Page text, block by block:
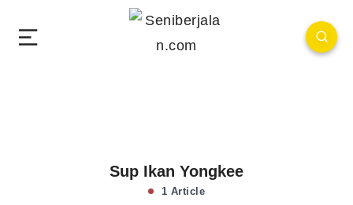
Sup Ikan Yongkee
1 Article